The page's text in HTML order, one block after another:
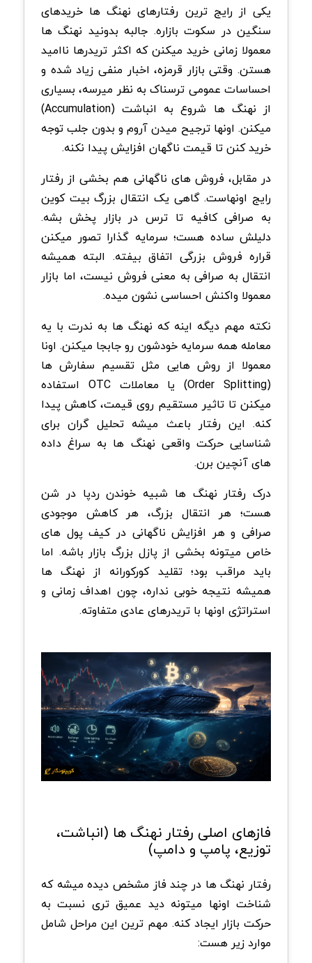
یکی از رایج ترین رفتارهای نهنگ ها خریدهای
سنگین در سکوت بازاره. جالبه بدونید نهنگ ها
معمولا زمانی خرید میکنن که اکثر تریدرها ناامید
هستن. وقتی بازار قرمزه، اخبار منفی زیاد شده و
احساسات عمومی ترسناک به نظر میرسه، بسیاری
از نهنگ ها شروع به انباشت (Accumulation)
میکنن. اونها ترجیح میدن آروم و بدون جلب توجه
خرید کنن تا قیمت ناگهان افزایش پیدا نکنه.
در مقابل، فروش های ناگهانی هم بخشی از رفتار
رایج اونهاست. گاهی یک انتقال بزرگ بیت کوین
به صرافی کافیه تا ترس در بازار پخش بشه.
دلیلش ساده هست؛ سرمایه گذارا تصور میکنن
قراره فروش بزرگی اتفاق بیفته. البته همیشه
انتقال به صرافی به معنی فروش نیست، اما بازار
معمولا واکنش احساسی نشون میده.
نکته مهم دیگه اینه که نهنگ ها به ندرت با یه
معامله همه سرمایه خودشون رو جابجا میکنن. اونا
معمولا از روش هایی مثل تقسیم سفارش ها
(Order Splitting) یا معاملات OTC استفاده
میکنن تا تاثیر مستقیم روی قیمت، کاهش پیدا
کنه. این رفتار باعث میشه تحلیل گران برای
شناسایی حرکت واقعی نهنگ ها به سراغ داده
های آنچین برن.
درک رفتار نهنگ ها شبیه خوندن ردپا در شن
هست؛ هر انتقال بزرگ، هر کاهش موجودی
صرافی و هر افزایش ناگهانی در کیف پول های
خاص میتونه بخشی از پازل بزرگ بازار باشه. اما
باید مراقب بود؛ تقلید کورکورانه از نهنگ ها
همیشه نتیجه خوبی نداره، چون اهداف زمانی و
استراتژی اونها با تریدرهای عادی متفاوته.
فازهای اصلی رفتار نهنگ ها (انباشت،
توزیع، پامپ و دامپ)
رفتار نهنگ ها در چند فاز مشخص دیده میشه که
شناخت اونها میتونه دید عمیق تری نسبت به
حرکت بازار ایجاد کنه. مهم ترین این مراحل شامل
موارد زیر هست: